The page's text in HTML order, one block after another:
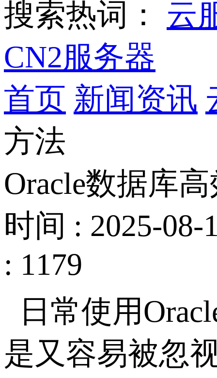
搜索热词： 云
CN2服务器
首页 新闻资讯
方法
Oracle数据库
时间 : 2025-08-
: 1179
日常使用
是又容易被忽